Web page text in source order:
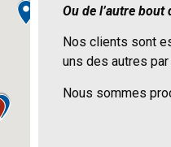
Ou de l’autre bout
Nos clients sont
uns des autres
Nous sommes